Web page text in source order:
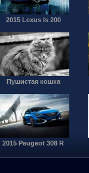
2015 Lexus Is 200
Пушистая кошка
2015 Peugeot 308 R